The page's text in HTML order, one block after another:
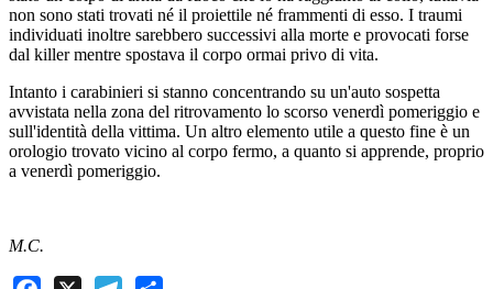
non sono stati trovati né il proiettile né frammenti di esso. I traumi
individuati inoltre sarebbero successivi alla morte e provocati forse
dal killer mentre spostava il corpo ormai privo di vita.
Intanto i carabinieri si stanno concentrando su un'auto sospetta
avvistata nella zona del ritrovamento lo scorso venerdì pomeriggio e
sull'identità della vittima. Un altro elemento utile a questo fine è un
orologio trovato vicino al corpo fermo, a quanto si apprende, proprio
a venerdì pomeriggio.
M.C.